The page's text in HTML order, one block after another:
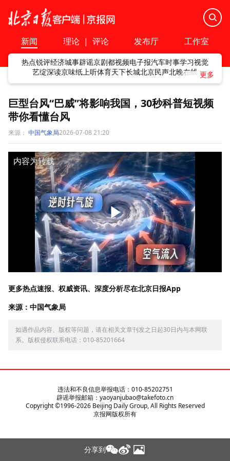
新闻 理论 | 评论 发布厅 工作室
热点锐评经济城事辟谣京剧都视频电子报汽车时事学习视觉
艺绽深读京味纸上听体育天下长城北京民声北晚在线
巨型台风“巴威”将影响我国，30秒科普短视频
带你看懂台风
来源： 中国气象局2026-07-08 21:20
内容为转载
更多热点速报、权威资讯、深度分析尽在北京日报App
来源：中国气象局
如遇作品内容、版权等问题，请在相关文章刊发之日起30日内与本网联
系。版权侵权联系电话：010-85201664
分享到
违法和不良信息举报电话：010-85202751
辟谣举报邮箱：yaoyanjubao@takefoto.cn
Copyright ©1996-2026Beijing Daily Group, All Rights Reserved
京报网版权所有